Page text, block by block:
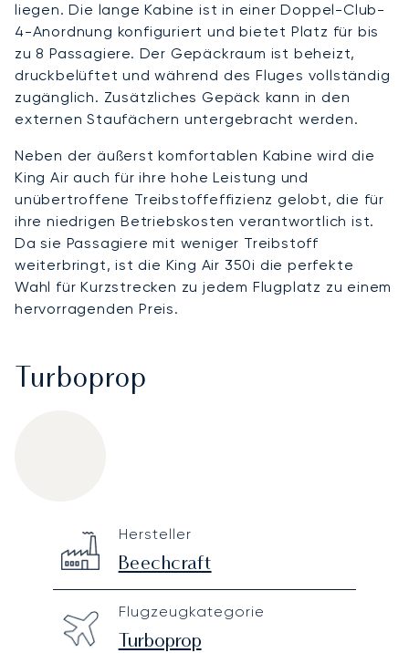
liegen. Die lange Kabine ist in einer Doppel-Club-
4-Anordnung konfiguriert und bietet Platz für bis
zu 8 Passagiere. Der Gepäckraum ist beheizt,
druckbelüftet und während des Fluges vollständig
zugänglich. Zusätzliches Gepäck kann in den
externen Staufächern untergebracht werden.
Neben der äußerst komfortablen Kabine wird die
King Air auch für ihre hohe Leistung und
unübertroffene Treibstoffeffizienz gelobt, die für
ihre niedrigen Betriebskosten verantwortlich ist.
Da sie Passagiere mit weniger Treibstoff
weiterbringt, ist die King Air 350i die perfekte
Wahl für Kurzstrecken zu jedem Flugplatz zu einem
hervorragenden Preis.
Turboprop
Technical specifications
Hersteller
Beechcraft
Flugzeugkategorie
Turboprop